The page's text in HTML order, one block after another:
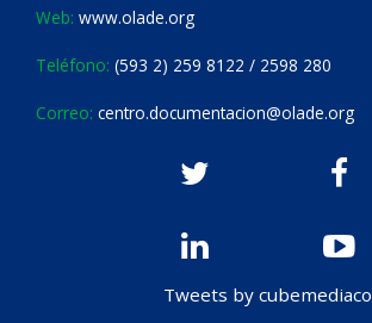
Web: www.olade.org
Teléfono: (593 2) 259 8122 / 2598 280
Correo: centro.documentacion@olade.org
Tweets by cubemediaco